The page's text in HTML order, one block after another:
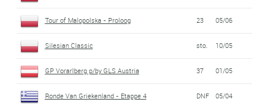
Tour of Malopolska - Proloog 23 05/06
Silesian Classic sto. 10/05
GP Vorarlberg p/by GLS Austria 37 01/05
Ronde Van Griekenland - Etappe 4 DNF 05/04